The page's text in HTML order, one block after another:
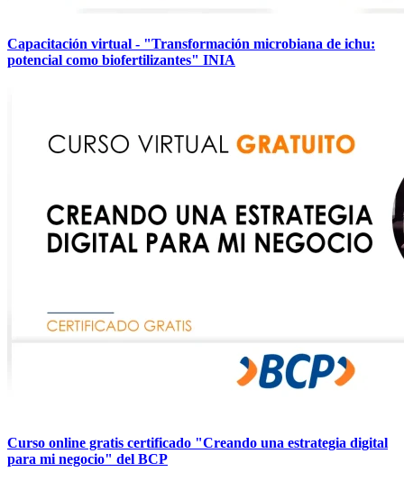
Capacitación virtual - "Transformación microbiana de ichu:
potencial como biofertilizantes" INIA
Curso online gratis certificado "Creando una estrategia digital
para mi negocio" del BCP